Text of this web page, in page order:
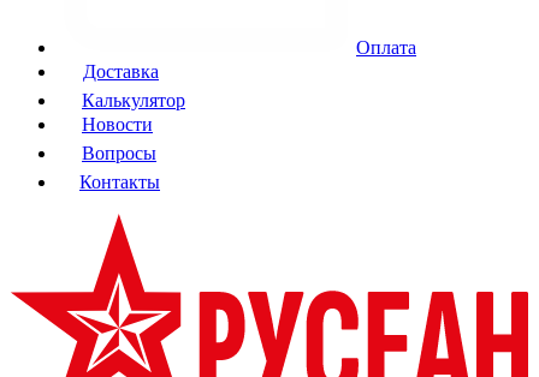
Оплата
Доставка
Калькулятор
Новости
Вопросы
Контакты